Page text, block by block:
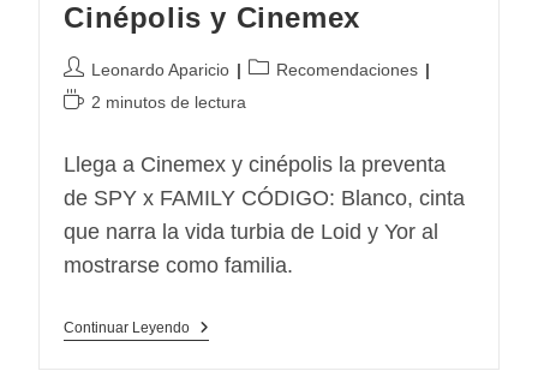
Cinépolis y Cinemex
Autor
de
Leonardo Aparicio
Categoría
Recomendaciones
Tiempo2 minutos de lectura
Llega a Cinemex y cinépolis la preventa
de SPY x FAMILY CÓDIGO: Blanco, cinta
que narra la vida turbia de Loid y Yor al
mostrarse como familia.
Continuar LeyendoPreventa
SPY